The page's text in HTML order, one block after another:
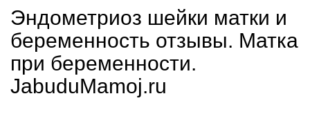
Эндометриоз шейки матки и
беременность отзывы. Матка
при беременности.
JabuduMamoj.ru